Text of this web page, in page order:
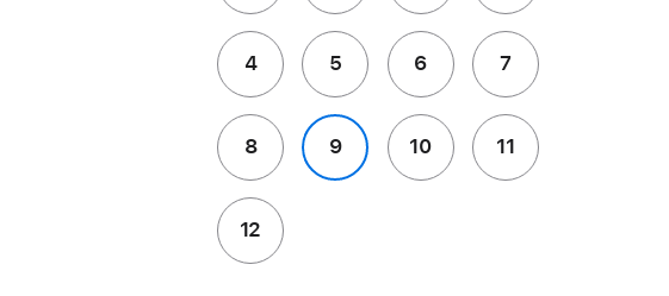
4 5 6 7
8 9 10 11
12